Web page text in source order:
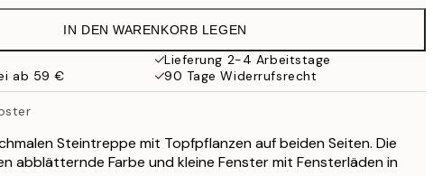
IN DEN WARENKORB LEGEN
Lieferung 2-4 Arbeitstage
ab 59 €
90 Tage Widerrufsrecht
Steintreppe mit Topfpflanzen auf beiden Seiten. Die
abblätternde Farbe und kleine Fenster mit Fensterläden in